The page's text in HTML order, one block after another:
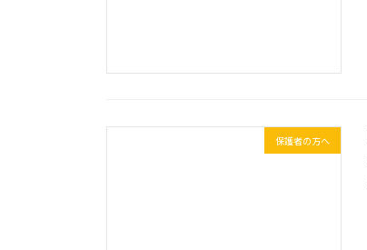
保護者の方へ